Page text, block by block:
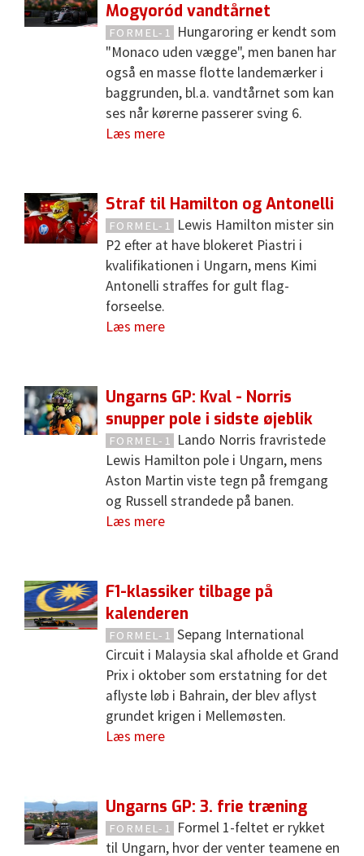
Mogyoród vandtårnet
FORMEL-1
Hungaroring er kendt som
"Monaco uden vægge", men banen har
også en masse flotte landemærker i
baggrunden, bl.a. vandtårnet som kan
ses når kørerne passerer sving 6.
Læs mere
Straf til Hamilton og Antonelli
FORMEL-1
Lewis Hamilton mister sin
P2 efter at have blokeret Piastri i
kvalifikationen i Ungarn, mens Kimi
Antonelli straffes for gult flag-
forseelse.
Læs mere
Ungarns GP: Kval - Norris
snupper pole i sidste øjeblik
FORMEL-1
Lando Norris fravristede
Lewis Hamilton pole i Ungarn, mens
Aston Martin viste tegn på fremgang
og Russell strandede på banen.
Læs mere
F1-klassiker tilbage på
kalenderen
FORMEL-1 Sepang International
Circuit i Malaysia skal afholde et Grand
Prix i oktober som erstatning for det
aflyste løb i Bahrain, der blev aflyst
grundet krigen i Mellemøsten.
Læs mere
Ungarns GP: 3. frie træning
FORMEL-1
Formel 1-feltet er rykket
til Ungarn, hvor der venter teamene en